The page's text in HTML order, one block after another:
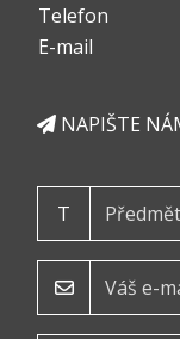
Telefon
E-mail
NAPIŠTE
T